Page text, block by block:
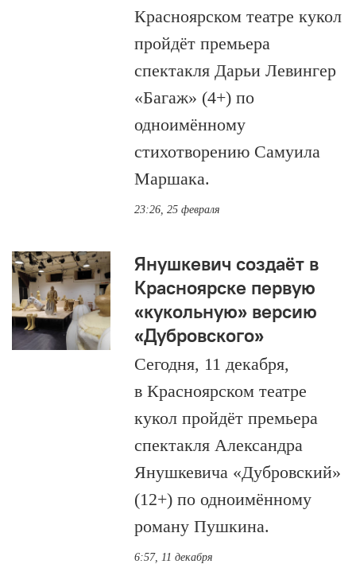
Красноярском театре кукол
пройдёт премьера
спектакля Дарьи Левингер
«Багаж» (4+) по
одноимённому
стихотворению Самуила
Маршака.
23:26, 25 февраля
Янушкевич создаёт в
Красноярске первую
«кукольную» версию
«Дубровского»
Сегодня, 11 декабря,
в Красноярском театре
кукол пройдёт премьера
спектакля Александра
Янушкевича «Дубровский»
(12+) по одноимённому
роману Пушкина.
6:57, 11 декабря